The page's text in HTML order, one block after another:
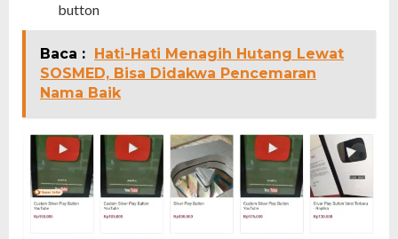
button
Baca : Hati-Hati Menagih Hutang Lewat
SOSMED, Bisa Didakwa Pencemaran
Nama Baik